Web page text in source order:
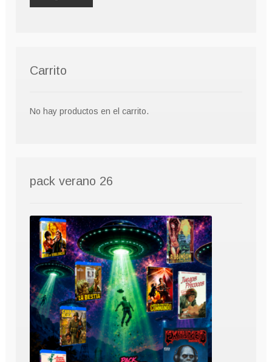
Carrito
No hay productos en el carrito.
pack verano 26